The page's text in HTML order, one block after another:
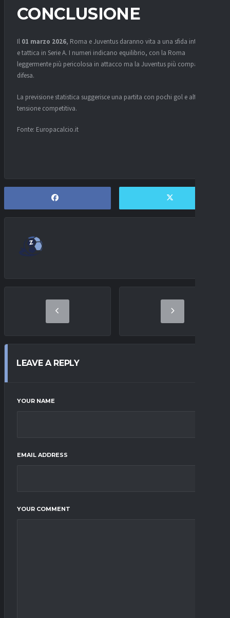
CONCLUSIONE
Il 01 marzo 2026, Roma e Juventus daranno vita a una sfida intensa
e tattica in Serie A. I numeri indicano equilibrio, con la Roma
leggermente più pericolosa in attacco ma la Juventus più compatta in
difesa.
La previsione statistica suggerisce una partita con pochi gol e alta
tensione competitiva.
Fonte: Europacalcio.it
LEAVE A REPLY
YOUR NAME
EMAIL ADDRESS
YOUR COMMENT